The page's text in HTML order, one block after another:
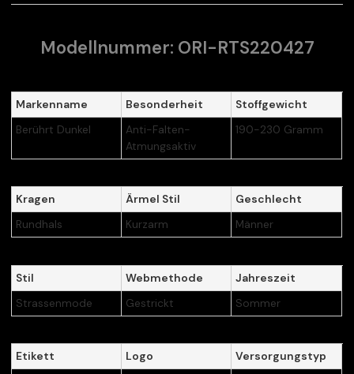
Modellnummer: ORI-RTS220427
Markenname Besonderheit
Stoffgewicht
Berührt Dunkel
Anti-Falten-
Atmungsaktiv
190-230 Gramm
Kragen Ärmel Stil
Geschlecht
Rundhals
Kurzarm Männer
Stil Webmethode
Jahreszeit
Strassenmode
Gestrickt Sommer
Etikett Logo Versorgungstyp